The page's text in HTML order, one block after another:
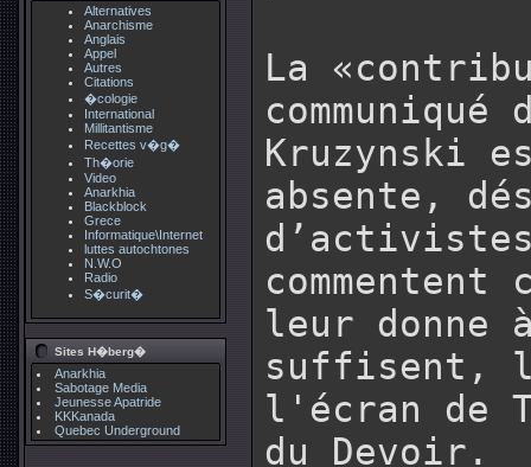
Alternatives
Anarchisme
Anglais
Appel
Autres
Citations
�cologie
International
Millitantisme
Recettes v�g�
Th�orie
Video
Anarkhia
Blackblock
Grece
Informatique\Internet
luttes autochtones
N.W.O
Radio
S�curit�
Sites H�berg�
Anarkhia
Sabotage Media
Jeunesse Apatride
KKKanada
Quebec Underground
La
Kruzynski
absente,
leur
suffisent,
l'écran de
du Devoir.